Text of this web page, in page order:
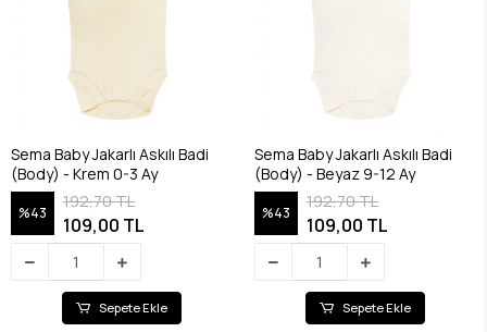
Sema Baby Jakarlı Askılı Badi
(Body) - Krem 0-3 Ay
%43
192,70 TL
109,00 TL
Sepete Ekle
Sema Baby Jakarlı Askılı Badi
(Body) - Beyaz 9-12 Ay
%43
192,70 TL
109,00 TL
Sepete Ekle